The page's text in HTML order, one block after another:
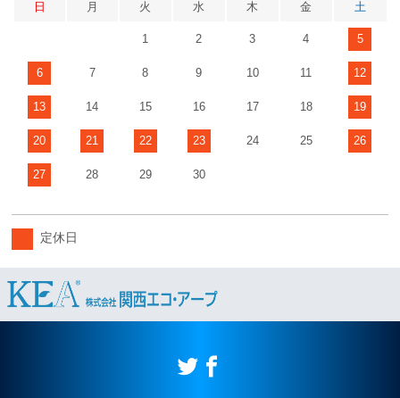
日 月 火 水 木 金 土
1 2 3 4 5
6 7 8 9 10 11 12
13 14 15 16 17 18 19
20 21 22 23 24 25 26
27 28 29 30
定休日